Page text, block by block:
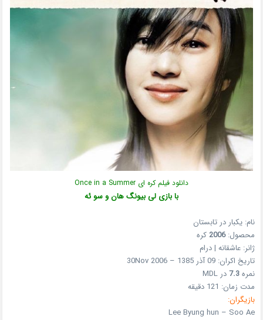
دانلود فیلم کره ای Once in a Summer
با بازی لی بیونگ هان و سو ئه
نام: یکبار در تابستان
محصول:2006 کره
ژانر: عاشقانه | درام
تاریخ اکران: 09 آذر 1385 – 30Nov 2006
نمره7.3در MDL
مدت زمان: 121 دقیقه
بازیگران:
Lee Byung hun – Soo Ae